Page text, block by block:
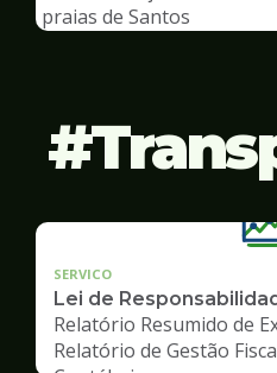
praias de Santos
SERVICO
Lei de
Relatório Resumido de
Relatório de Gestão